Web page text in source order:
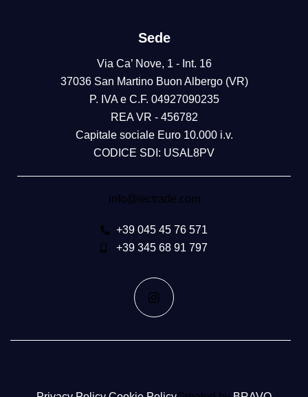
Sede
Via Ca’ Nove, 1 - Int. 16
37036 San Martino Buon Albergo (VR)
P. IVA e C.F. 04927090235
REA VR - 456782
Capitale sociale Euro 10.000 i.v.
CODICE SDI: USAL8PV
info@iectrade.com
+39 045 45 76 571
+39 345 68 91 797